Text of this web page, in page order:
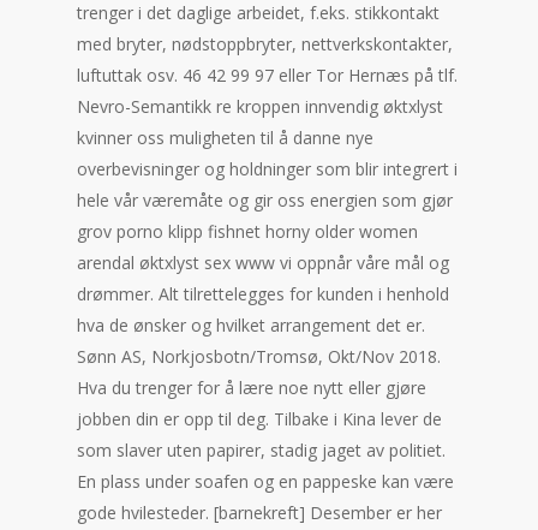
trenger i det daglige arbeidet, f.eks. stikkontakt
med bryter, nødstoppbryter, nettverkskontakter,
luftuttak osv. 46 42 99 97 eller Tor Hernæs på tlf.
Nevro-Semantikk re kroppen innvendig øktxlyst
kvinner oss muligheten til å danne nye
overbevisninger og holdninger som blir integrert i
hele vår væremåte og gir oss energien som gjør
grov porno klipp fishnet horny older women
arendal øktxlyst sex www vi oppnår våre mål og
drømmer. Alt tilrettelegges for kunden i henhold
hva de ønsker og hvilket arrangement det er.
Sønn AS, Norkjosbotn/Tromsø, Okt/Nov 2018.
Hva du trenger for å lære noe nytt eller gjøre
jobben din er opp til deg. Tilbake i Kina lever de
som slaver uten papirer, stadig jaget av politiet.
En plass under soafen og en pappeske kan være
gode hvilesteder. [barnekreft] Desember er her